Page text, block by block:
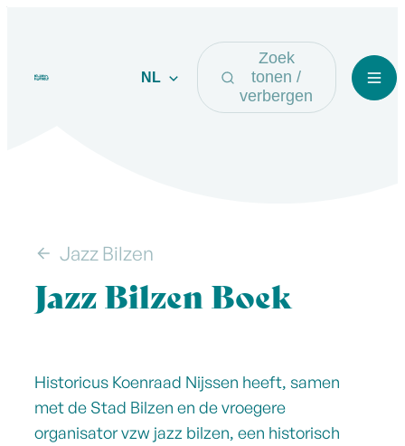
NL
Zoek
tonen /
verbergen
Jazz Bilzen Boek
Jazz Bilzen
Jazz Bilzen Boek
Historicus Koenraad Nijssen heeft, samen
met de Stad Bilzen en de vroegere
organisator vzw jazz bilzen, een historisch